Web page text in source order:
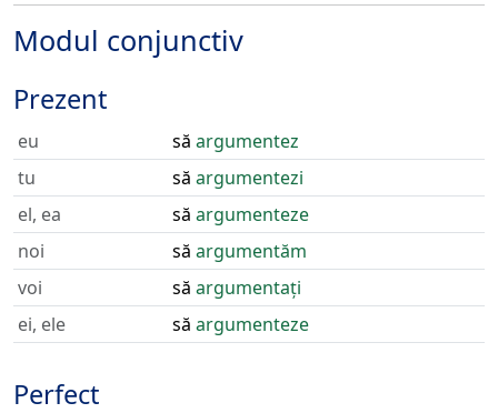
Modul conjunctiv
Prezent
eu să argumentez
tu
să argumentezi
el, ea
să argumenteze
noi
să argumentăm
voi
să argumentați
ei, ele
să argumenteze
Perfect